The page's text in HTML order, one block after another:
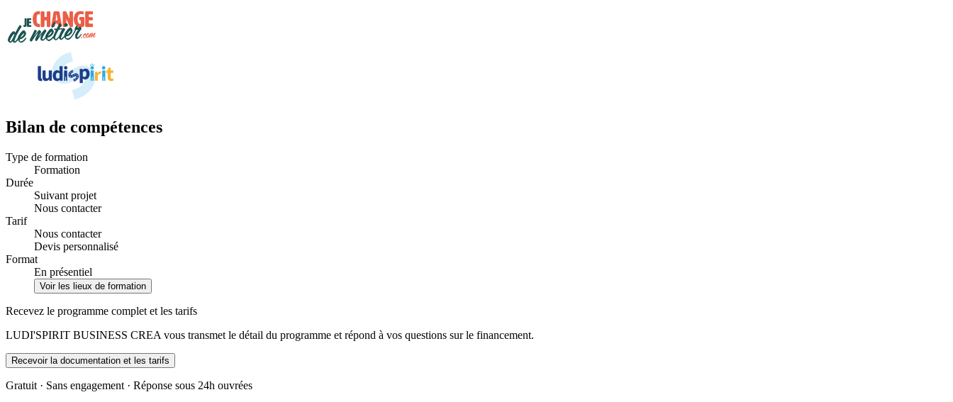
Bilan de compétences
Type de formation
Formation
Durée
Suivant projet
Nous contacter
Tarif
Nous contacter
Devis personnalisé
Format
En présentiel
Voir les lieux de formation
Recevez le programme complet et les tarifs
LUDI'SPIRIT BUSINESS CREA vous transmet le détail du programme et répond à vos questions sur le financement.
Recevoir la documentation et les tarifs
Gratuit · Sans engagement · Réponse sous 24h ouvrées